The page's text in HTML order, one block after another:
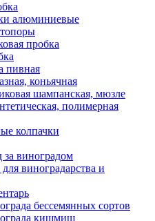
алюминиевые
пробка
пивная
коньячная
шампанская, мюзле
полимерная
колпачки
за виноградом
виноградарства и
бессемянных сортов
кишмиш